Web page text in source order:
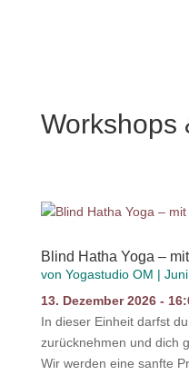
Workshops
Blind Hatha Yoga –
von Yogastudio OM |
13. Dezember 2026 -
In dieser Einheit darfst
zurücknehmen und dich
Wir werden eine sanfte